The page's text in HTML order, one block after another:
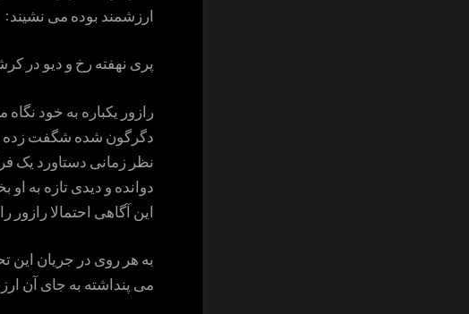
ارزشمند بوده می نشیند:
پری نهفته رخ و دیو در
رازور یکباره به خود
دگرگون شده شگفت زده
نظر زمانی دستاورد یک
دوانده و دیدی تازه به
این آگاهی احتمالا رازور
به هر روی در جریان این
می پنداشته به جای آن